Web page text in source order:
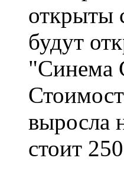
открыты
будут
"Синема
выросла
стоит